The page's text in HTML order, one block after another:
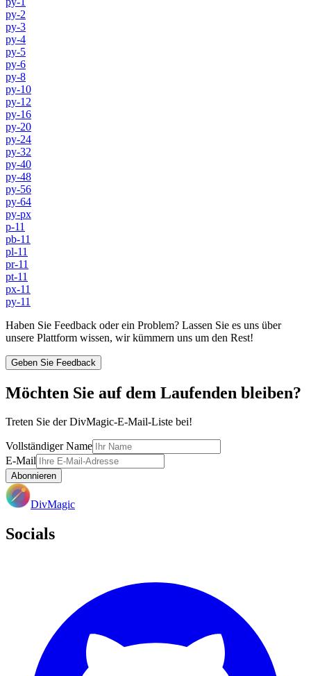
py-2
py-3
py-4
py-5
py-6
py-8
py-10
py-12
py-16
py-20
py-24
py-32
py-40
py-48
py-56
py-64
py-px
p-11
pb-11
pl-11
pr-11
pt-11
px-11
py-11
Haben Sie Feedback oder ein Problem? Lassen Sie es uns über
unsere Plattform wissen, wir kümmern uns um den Rest!
Geben Sie Feedback
Möchten Sie auf dem Laufenden bleiben?
Treten Sie der DivMagic-E-Mail-Liste bei!
Vollständiger Name
E-Mail
Abonnieren
DivMagic
Socials